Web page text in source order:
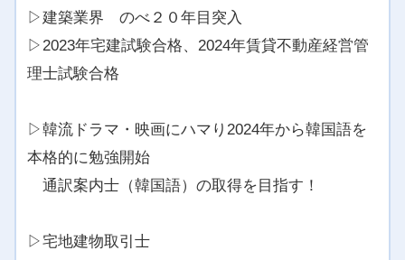
▷建築業界 のべ２０年目突入
▷2023年宅建試験合格、2024年賃貸不動産経営管
理士試験合格
▷韓流ドラマ・映画にハマり2024年から韓国語を
本格的に勉強開始
通訳案内士（韓国語）の取得を目指す！
▷宅地建物取引士